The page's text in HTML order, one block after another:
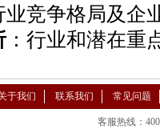
业竞争格局及企
：行业和潜在重
于我们 联系我们 常见问题
客服热线：